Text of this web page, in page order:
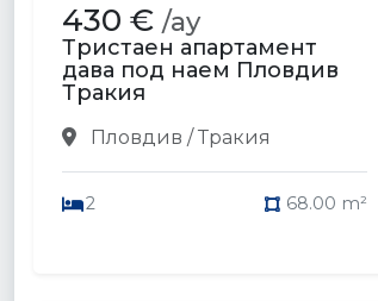
430 € /ay
Тристаен апартамент
дава под наем Пловдив
Тракия
Пловдив / Тракия
2 68.00 m²